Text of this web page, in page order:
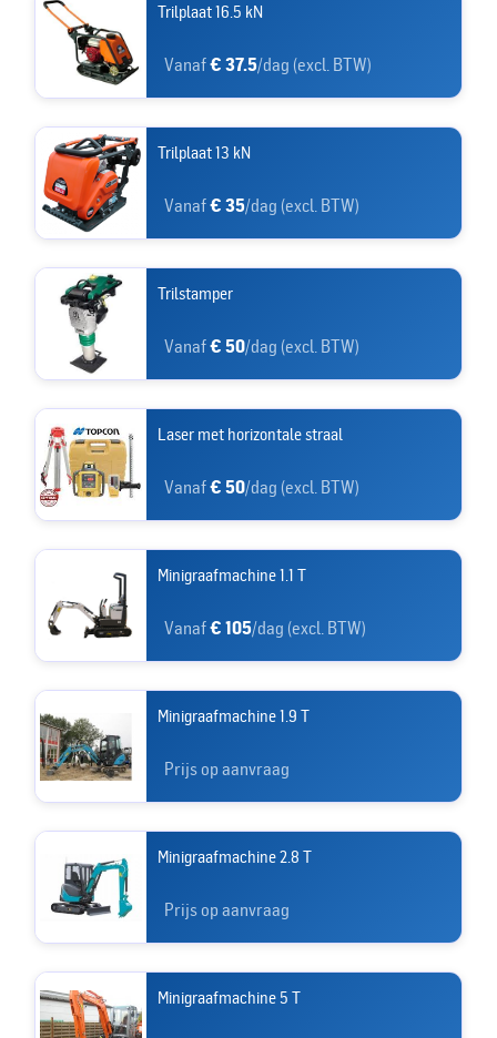
Trilplaat 16.5 kN
Vanaf€ 37.5/dag (excl. BTW)
Trilplaat 13 kN
Vanaf€ 35/dag (excl. BTW)
Trilstamper
Vanaf€ 50/dag (excl. BTW)
Laser met horizontale straal
Vanaf€ 50/dag (excl. BTW)
Minigraafmachine 1.1 T
Vanaf€ 105/dag (excl. BTW)
Minigraafmachine 1.9 T
Prijs op aanvraag
Minigraafmachine 2.8 T
Prijs op aanvraag
Minigraafmachine 5 T